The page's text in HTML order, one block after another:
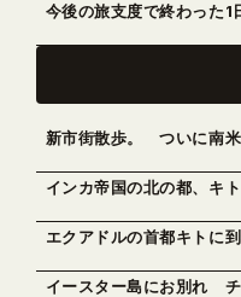
今後の旅支度で終わった
新市街散歩。 ついに南
インカ帝国の北の都、キ
エクアドルの首都キトに
イースター島にお別れ